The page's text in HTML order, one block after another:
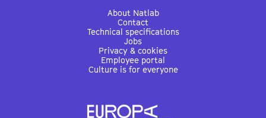
About Natlab
Contact
Technical specifications
Jobs
Privacy & cookies
Employee portal
Culture is for everyone